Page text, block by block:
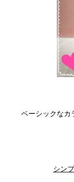
ベーシックなカ
シン